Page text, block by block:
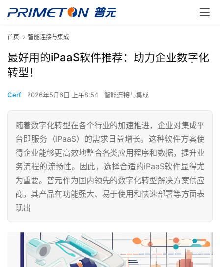
首页 智能连接与集成
最好用的iPaaS软件推荐：助力企业数字化
转型！
Cerf 2026年5月6日 上午8:54 智能连接与集成
随着数字化转型在各个行业的加速推进，企业对集成平
台即服务（iPaaS）的需求日益增长。这种软件方案使
得企业能够更高效地整合各类应用程序和数据，提升业
务流程的流畅性。因此，选择合适的iPaaS软件显得尤
为重要。普元作为国内领先的数字化转型解决方案供应
商，其产品在功能强大、易于使用和快速部署等方面表
现出